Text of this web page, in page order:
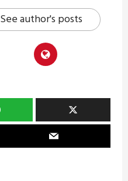
See author's posts